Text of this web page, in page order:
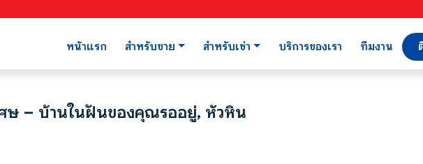
หน้าแรก สำหรับขาย สำหรับเช่า บริการของเรา ทีมงาน
ษ – บ้านในฝันของคุณรออยู่, หัวหิน